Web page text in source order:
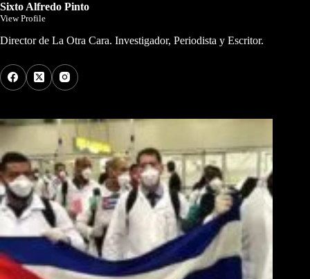
Sixto Alfredo Pinto
View Profile
Director de La Otra Cara. Investigador, Periodista y Escritor.